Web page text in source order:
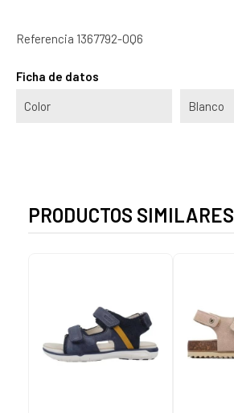
Referencia 1367792-OQ6
Ficha de datos
Color Blanco
PRODUCTOS SIMILARES